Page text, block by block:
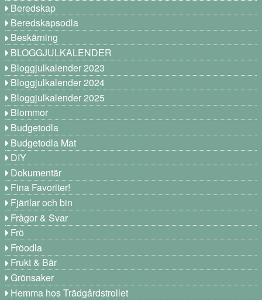
Beredskap
Beredskapsodla
Beskärning
BLOGGJULKALENDER
Bloggjulkalender 2023
Bloggjulkalender 2024
Bloggjulkalender 2025
Blommor
Budgetodla
Budgetodla Mat
DIY
Dokumentär
Fina Favoriter!
Fjärilar och bin
Frågor & Svar
Frö
Fröodla
Frukt & Bär
Grönsaker
Hemma hos Trädgårdstrollet